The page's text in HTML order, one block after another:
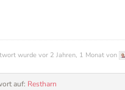
wurde vor 2 Jahren, 1 Monat von
auf: Restharn